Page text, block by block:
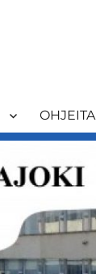
OHJEITA